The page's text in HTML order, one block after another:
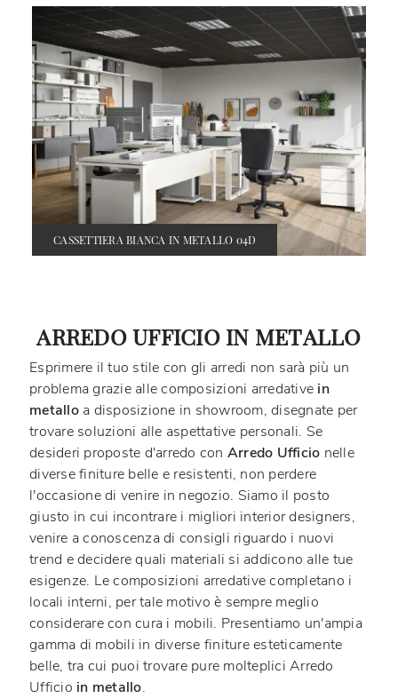
CASSETTIERA BIANCA IN METALLO 04D
ARREDO UFFICIO IN METALLO
Esprimere il tuo stile con gli arredi non sarà più un
problema grazie alle composizioni arredative in
metalloa disposizione in showroom, disegnate per
trovare soluzioni alle aspettative personali. Se
desideri proposte d'arredo con Arredo Ufficio nelle
diverse finiture belle e resistenti, non perdere
l'occasione di venire in negozio. Siamo il posto
giusto in cui incontrare i migliori interior designers,
venire a conoscenza di consigli riguardo i nuovi
trend e decidere quali materiali si addicono alle tue
esigenze. Le composizioni arredative completano i
locali interni, per tale motivo è sempre meglio
considerare con cura i mobili. Presentiamo un'ampia
gamma di mobili in diverse finiture esteticamente
belle, tra cui puoi trovare pure molteplici Arredo
Ufficio in metallo.